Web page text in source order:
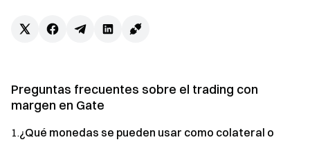
Preguntas frecuentes sobre el trading con
margen en Gate
1.¿Qué monedas se pueden usar como colateral o